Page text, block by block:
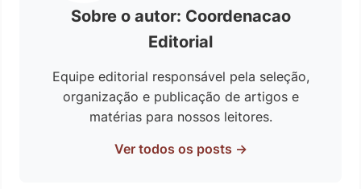
Sobre o autor: Coordenacao
Editorial
Equipe editorial responsável pela seleção,
organização e publicação de artigos e
matérias para nossos leitores.
Ver todos os posts →